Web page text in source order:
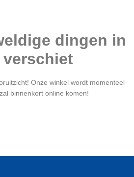
dingen in
verschiet
Onze winkel wordt momenteel
binnenkort online komen!